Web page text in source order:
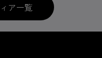
ア一覧